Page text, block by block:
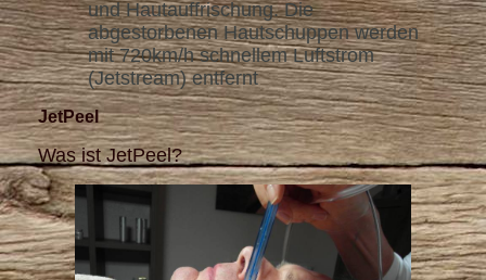
und Hautauffrischung. Die
abgestorbenen Hautschuppen werden
mit 720km/h schnellem Luftstrom
(Jetstream) entfernt
JetPeel
Was ist JetPeel?